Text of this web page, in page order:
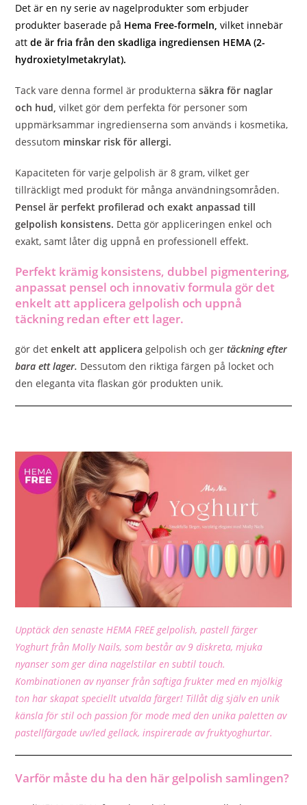
Det är en ny serie av nagelprodukter som erbjuder
produkter baserade på Hema Free-formeln,vilket innebär
attde är fria från den skadliga ingrediensen HEMA (2-
hydroxietylmetakrylat).
Tack vare denna formel är produkternasäkra för naglar
och hud, vilket gör dem perfekta för personer som
uppmärksammar ingredienserna som används i kosmetika,
dessutom minskar risk för allergi.
Kapaciteten för varje gelpolish är 8 gram, vilket ger
tillräckligt med produkt för många användningsområden.
Pensel är perfekt profilerad och exakt anpassad till
gelpolish konsistens. Detta gör appliceringen enkel och
exakt, samt låter dig uppnå en professionell effekt.
Perfekt krämig konsistens, dubbel pigmentering,
anpassat pensel och innovativ formula gör det
enkelt att applicera gelpolish och uppnå
täckning redan efter ett lager.
gör detenkelt att applicera gelpolish och gertäckning efter
bara ett lager. Dessutom den riktiga färgen på locket och
den eleganta vita flaskan gör produkten unik.
Upptäck den senasteHEMA FREE gelpolish, pastell färger
Yoghurt från Molly Nails, som består av 9 diskreta, mjuka
nyanser som ger dina nagelstilar en subtil touch.
Kombinationen av nyanser från saftiga frukter med en mjölkig
ton har skapat speciellt utvalda färger! Tillåt dig själv en unik
känsla för stil och passion för mode med den unika paletten av
pastellfärgade uv/led gellack, inspirerade av fruktyoghurtar.
Varför måste du ha den här gelpolish samlingen?